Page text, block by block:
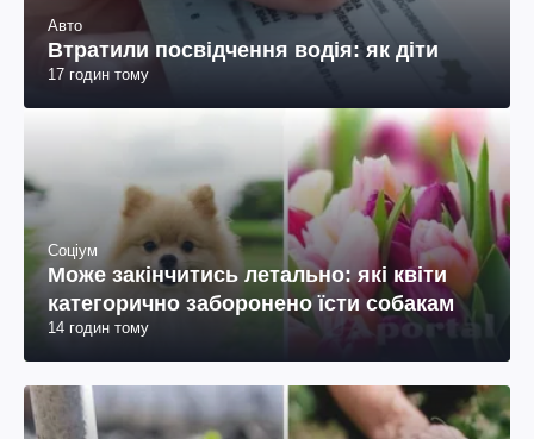
Авто
Втратили посвідчення водія: як діти
17 годин тому
Соціум
Може закінчитись летально: які квіти
категорично заборонено їсти собакам
14 годин тому